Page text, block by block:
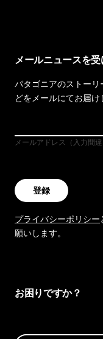
メールニュースを
パタゴニアのストー
どをメールにてお届け
メールアドレス（入力間
登録
プライバシーポリシー
願いします。
お困りですか？